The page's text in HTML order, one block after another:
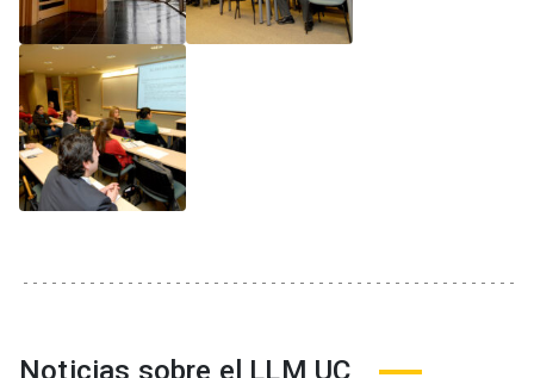
Noticias sobre el LLM UC